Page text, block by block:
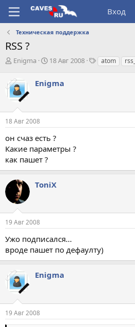
Вход
Техническая поддержка
RSS ?
А
т
о
р
е
м
Enigma
Д
а
ч
а
18 Авг 2008
Тatom rss_
Enigma
18 Авг 2008
он счаз есть ?
Какие параметры ?
как пашет ?
ToniX
19 Авг 2008
Ужо подписался...
вроде пашет по дефаулту)
Enigma
19 Авг 2008